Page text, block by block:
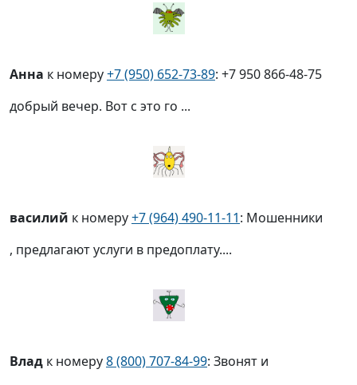
Анна к номеру+7 (950) 652-73-89: +7 950 866-48-75
добрый вечер. Вот с это го ...
василий к номеру+7 (964) 490-11-11: Мошенники
, предлагают услуги в предоплату....
Влад к номеру8 (800) 707-84-99: Звонят и